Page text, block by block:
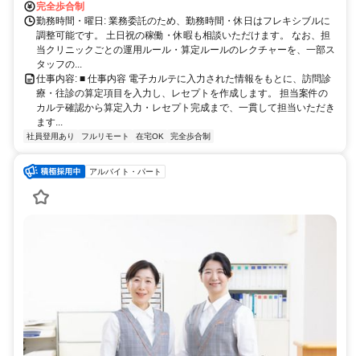
完全歩合制
勤務時間・曜日: 業務委託のため、勤務時間・休日はフレキシブルに
調整可能です。 土日祝の稼働・休暇も相談いただけます。 なお、担
当クリニックごとの運用ルール・算定ルールのレクチャーを、一部ス
タッフの...
仕事内容: ■ 仕事内容 電子カルテに入力された情報をもとに、訪問診
療・往診の算定項目を入力し、レセプトを作成します。 担当案件の
カルテ確認から算定入力・レセプト完成まで、一貫して担当いただき
ます...
社員登用あり フルリモート 在宅OK 完全歩合制
アルバイト・パート